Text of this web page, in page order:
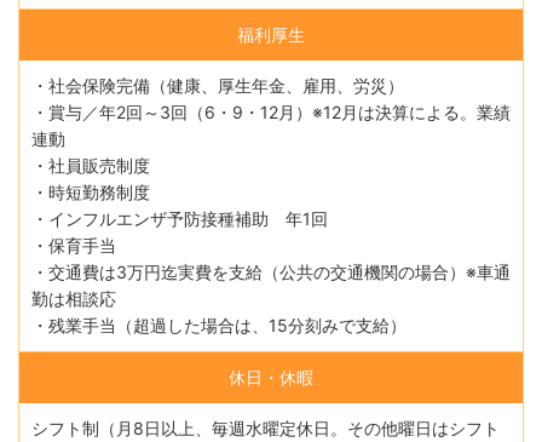
福利厚生
・社会保険完備（健康、厚生年金、雇用、労災）
・賞与／年2回～3回（6・9・12月）※12月は決算による。業績
連動
・社員販売制度
・時短勤務制度
・インフルエンザ予防接種補助 年1回
・保育⼿当
・交通費は3万円迄実費を支給（公共の交通機関の場合）※車通
勤は相談応
・残業手当（超過した場合は、15分刻みで支給）
休日・休暇
シフト制（⽉8⽇以上、毎週⽔曜定休⽇。その他曜日はシフト